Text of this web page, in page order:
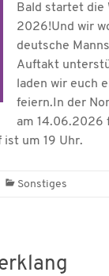
Bald startet
2026!Und wir
deutsche
Auftakt
laden wir euch
feiern.In der
am 14.06.2026
ist um 19 Uhr.
Sonstiges